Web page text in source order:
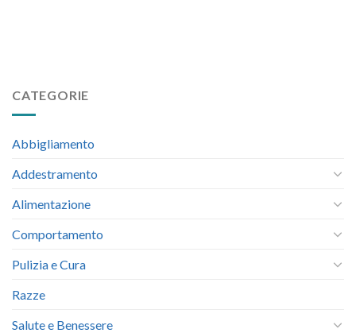
CATEGORIE
Abbigliamento
Addestramento
Alimentazione
Comportamento
Pulizia e Cura
Razze
Salute e Benessere